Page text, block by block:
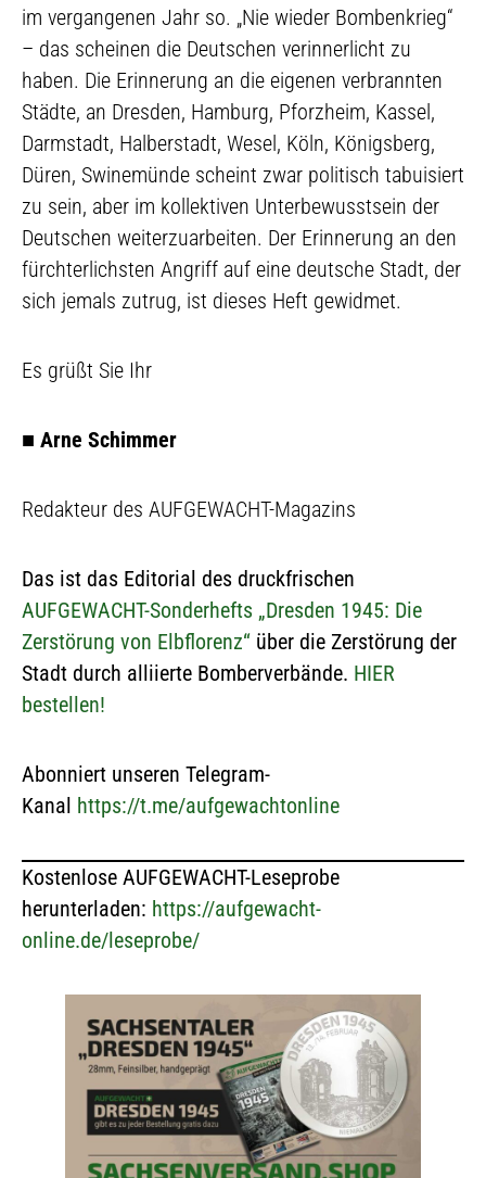
im vergangenen Jahr so. „Nie wieder Bombenkrieg“
– das scheinen die Deutschen verinnerlicht zu
haben. Die Erinnerung an die eigenen verbrannten
Städte, an Dresden, Hamburg, Pforzheim, Kassel,
Darmstadt, Halberstadt, Wesel, Köln, Königsberg,
Düren, Swinemünde scheint zwar politisch tabuisiert
zu sein, aber im kollektiven Unterbewusstsein der
Deutschen weiterzuarbeiten. Der Erinnerung an den
fürchterlichsten Angriff auf eine deutsche Stadt, der
sich jemals zutrug, ist dieses Heft gewidmet.
Es grüßt Sie Ihr
■ Arne Schimmer
Redakteur des AUFGEWACHT-Magazins
Das ist das Editorial des druckfrischen
AUFGEWACHT-Sonderhefts „Dresden 1945: Die
Zerstörung von Elbflorenz“ über die Zerstörung der
Stadt durch alliierte Bomberverbände. HIER
bestellen!
Abonniert unseren Telegram-
Kanal https://t.me/aufgewachtonline
Kostenlose AUFGEWACHT-Leseprobe
herunterladen: https://aufgewacht-
online.de/leseprobe/